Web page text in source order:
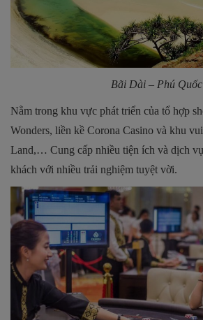
Bãi Dài – Phú Quốc
Nằm trong khu vực phát triển của tổ hợp
Wonders, liền kề Corona Casino và khu
Land,… Cung cấp nhiều tiện ích và dịch
khách với nhiều trải nghiệm tuyệt vời.